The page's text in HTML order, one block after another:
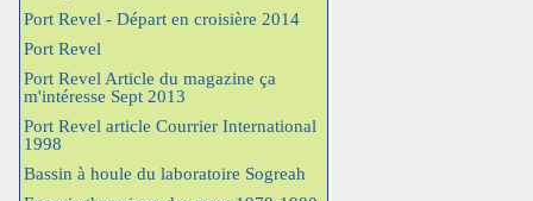
Port Revel - Départ en croisière 2014
Port Revel
Port Revel Article du magazine ça
m'intéresse Sept 2013
Port Revel article Courrier International
1998
Bassin à houle du laboratoire Sogreah